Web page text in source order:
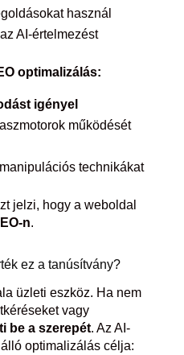
használ
AI-értelmezést
optimalizálás:
igényel
működését
technikákat
jelzi, hogy a weboldal
n.
ez a tanúsítvány?
üzleti eszköz. Ha nem
vagy
be a szerepét. Az AI-
optimalizálás célja: